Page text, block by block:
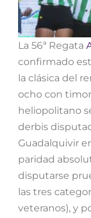
La 56ª Regata
confirmado
la clásica del
ocho con
heliopolitano
derbis
Guadalquivir
paridad
disputarse
las tres
veteranos), y